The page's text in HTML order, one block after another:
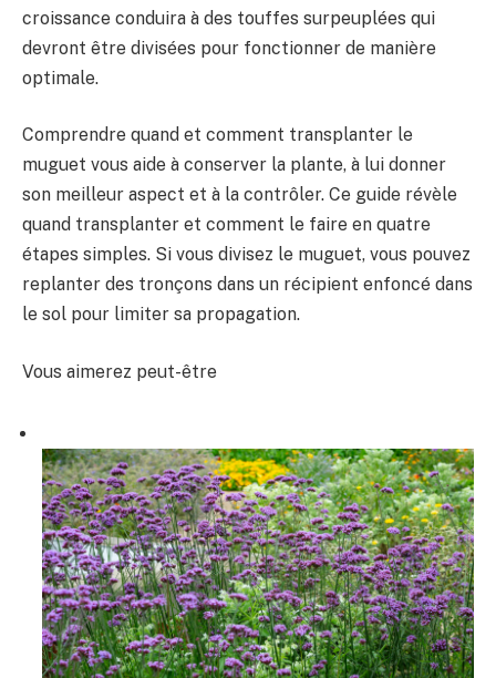
croissance conduira à des touffes surpeuplées qui
devront être divisées pour fonctionner de manière
optimale.
Comprendre quand et comment transplanter le
muguet vous aide à conserver la plante, à lui donner
son meilleur aspect et à la contrôler. Ce guide révèle
quand transplanter et comment le faire en quatre
étapes simples. Si vous divisez le muguet, vous pouvez
replanter des tronçons dans un récipient enfoncé dans
le sol pour limiter sa propagation.
Vous aimerez peut-être